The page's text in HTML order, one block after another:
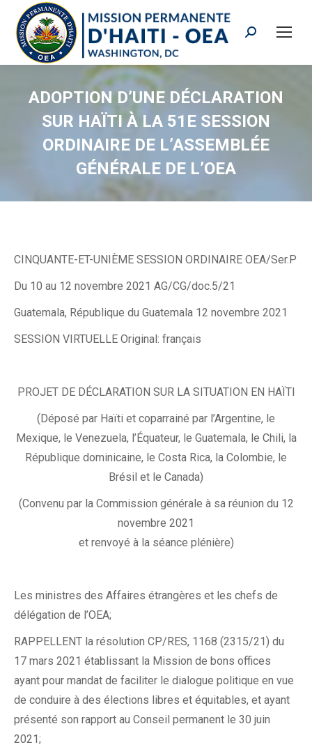
Search:
ADOPTION D’UNE DÉCLARATION
SUR HAÏTI À LA 51E SESSION
ORDINAIRE DE L’ASSEMBLÉE
GÉNÉRALE DE L’OEA
CINQUANTE-ET-UNIÈME SESSION ORDINAIRE OEA/Ser.P
Du 10 au 12 novembre 2021 AG/CG/doc.5/21
Guatemala, République du Guatemala 12 novembre 2021
SESSION VIRTUELLE Original: français
PROJET DE DÉCLARATION SUR LA SITUATION EN HAÏTI
(Déposé par Haïti et coparrainé par l’Argentine, le
Mexique, le Venezuela, l’Équateur, le Guatemala, le Chili, la
République dominicaine, le Costa Rica, la Colombie, le
Brésil et le Canada)
(Convenu par la Commission générale à sa réunion du 12
novembre 2021
et renvoyé à la séance plénière)
Les ministres des Affaires étrangères et les chefs de
délégation de l’OEA;
RAPPELLENT la résolution CP/RES, 1168 (2315/21) du
17 mars 2021 établissant la Mission de bons offices
ayant pour mandat de faciliter le dialogue politique en vue
de conduire à des élections libres et équitables, et ayant
présenté son rapport au Conseil permanent le 30 juin
2021;